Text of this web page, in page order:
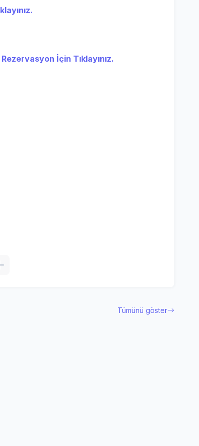
İçin Tıklayınız.
Tümünü göster